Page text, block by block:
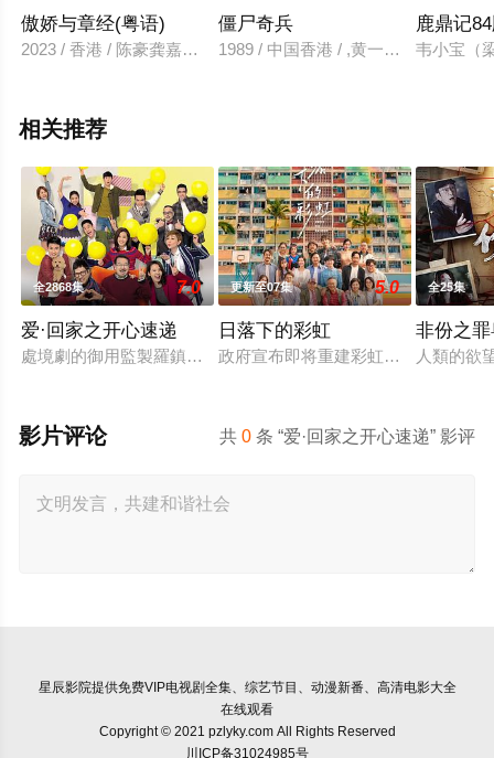
傲娇与章经(粤语)
2023 / 香港 / 陈豪龚嘉欣江嘉敏谭凯琪周嘉洛
僵尸奇兵
1989 / 中国香港 / ,黄一飞,张兆辉,毛
鹿鼎记
韦小宝（
相关推荐
全2868集 7.0
爱·回家之开心速递
處境劇的御用監製羅鎮岳已經準備開拍新一套處境劇，暫定叫
更新至07集 5.0
日落下的彩虹
政府宣布即将重建彩虹邨──这条超
全25集
非份之
人類的欲
共0 条 “爱·回家之开心速递” 影评
影片评论
星辰影院提供免费VIP电视剧全集、综艺节目、动漫新番、高清电影大全
在线观看
Copyright © 2021 pzlyky.com All Rights Reserved
川ICP备31024985号